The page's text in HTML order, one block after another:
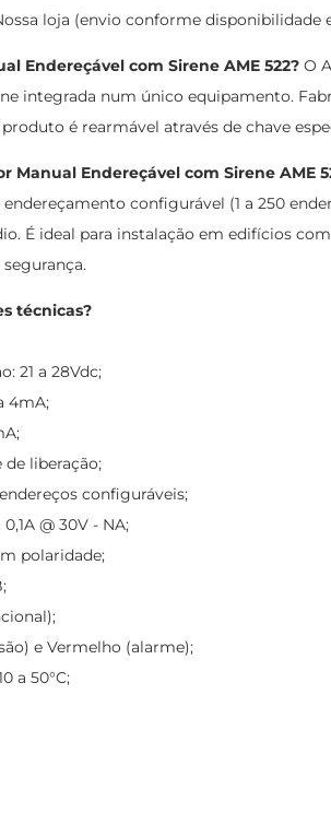
loja (envio conforme disponibilidade
Endereçável com Sirene AME 522? O
integrada num único equipamento.
é rearmável através de chave
Manual Endereçável com Sirene AME
configurável (1 a 250
É ideal para instalação em edifícios
técnicas?
21 a 28Vdc;
4mA;
de liberação;
configuráveis;
@ 30V - NA;
polaridade;
e Vermelho (alarme);
a 50°C;